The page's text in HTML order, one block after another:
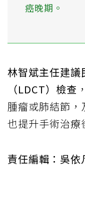
癌晚期。
林智斌主任建議
（LDCT）檢查
腫瘤或肺結節，
也提升手術治療
責任編輯：吳依